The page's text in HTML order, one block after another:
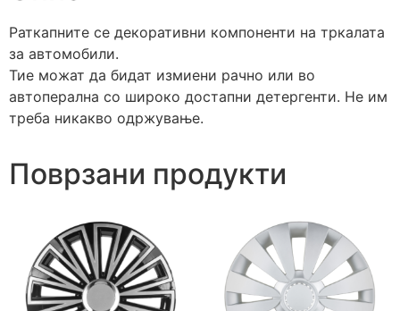
Раткапните се декоративни компоненти на тркалата
за автомобили.
Тие можат да бидат измиени рачно или во
автоперална со широко достапни детергенти. Не им
треба никакво одржување.
Поврзани продукти